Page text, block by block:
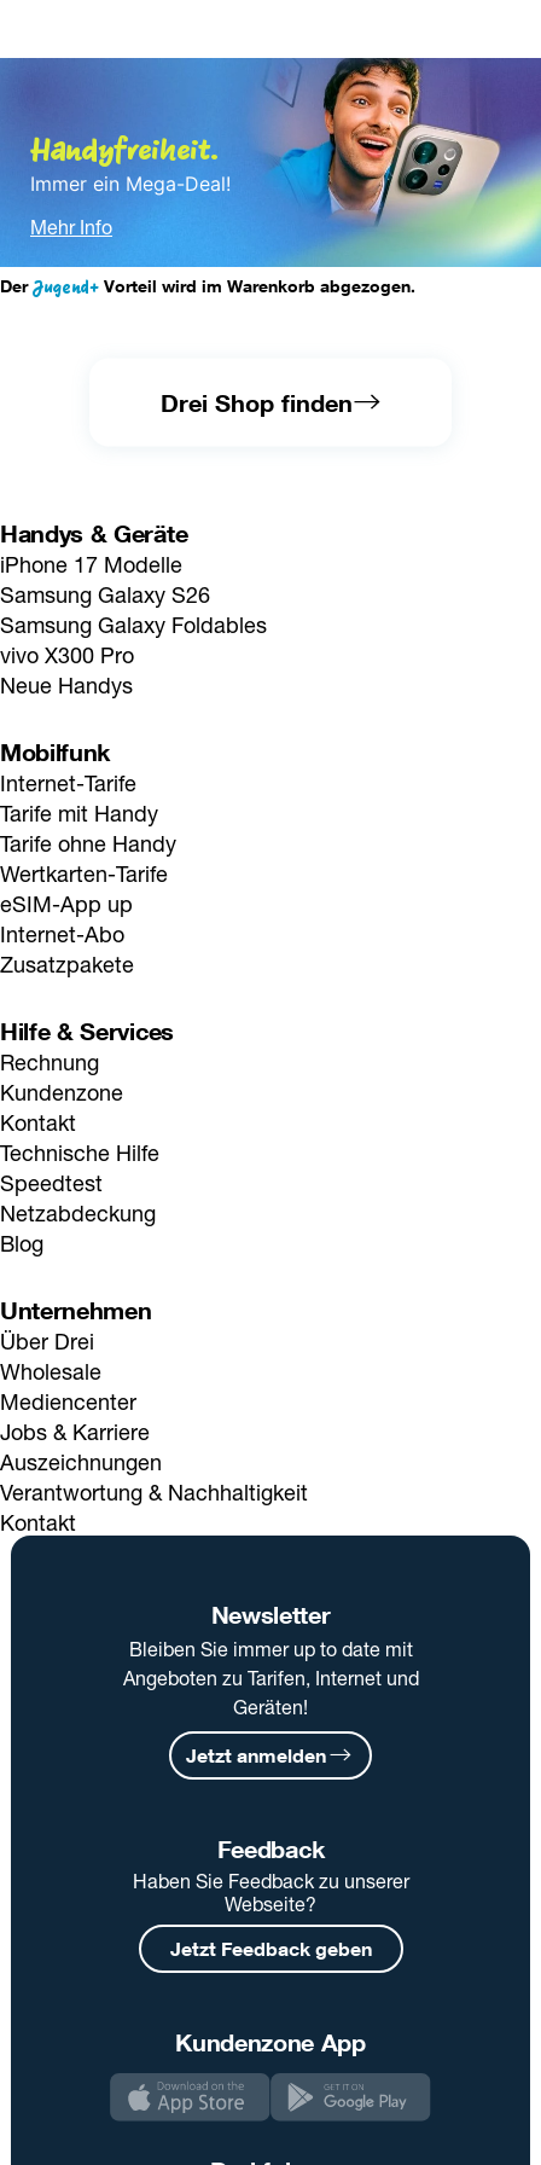
Handyfreiheit.
Immer ein Mega-Deal!
Mehr Info
Der Jugend+ Vorteil wird im Warenkorb abgezogen.
Drei Shop finden
Handys & Geräte
iPhone 17 Modelle
Samsung Galaxy S26
Samsung Galaxy Foldables
vivo X300 Pro
Neue Handys
Mobilfunk
Internet-Tarife
Tarife mit Handy
Tarife ohne Handy
Wertkarten-Tarife
eSIM-App up
Internet-Abo
Zusatzpakete
Hilfe & Services
Rechnung
Kundenzone
Kontakt
Technische Hilfe
Speedtest
Netzabdeckung
Blog
Unternehmen
Über Drei
Wholesale
Mediencenter
Jobs & Karriere
Auszeichnungen
Verantwortung & Nachhaltigkeit
Kontakt
Newsletter
Bleiben Sie immer up to date mit
Angeboten zu Tarifen, Internet und
Geräten!
Jetzt anmelden
Feedback
Haben Sie Feedback zu unserer
Webseite?
Jetzt Feedback geben
Kundenzone App